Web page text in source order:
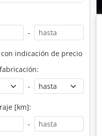
-
con indicación de precio
-
[km]:
-